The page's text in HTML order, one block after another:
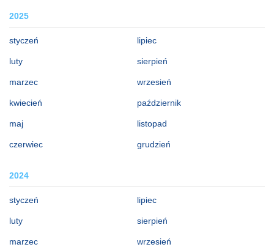
2025
styczeń
luty
marzec
kwiecień
maj
czerwiec
lipiec
sierpień
wrzesień
październik
listopad
grudzień
2024
styczeń
luty
marzec
lipiec
sierpień
wrzesień